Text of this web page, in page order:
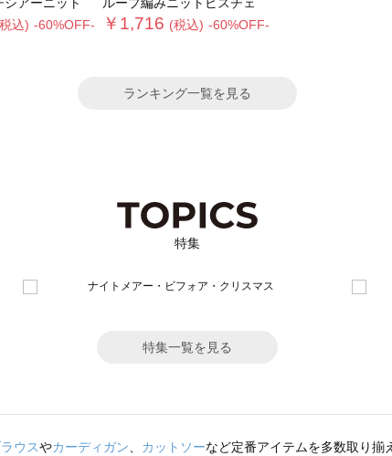
アーニット
込) -60%OFF-
ループ編みニットビスチェ
￥1,716 (税込) -60%OFF-
ランキング一覧を見る
特集
特集一覧を見る
ウスやカーディガン、 カットソーなど定番アイテムを多数取り揃